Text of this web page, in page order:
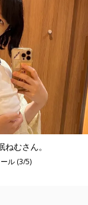
むさん。
ル (3/5)